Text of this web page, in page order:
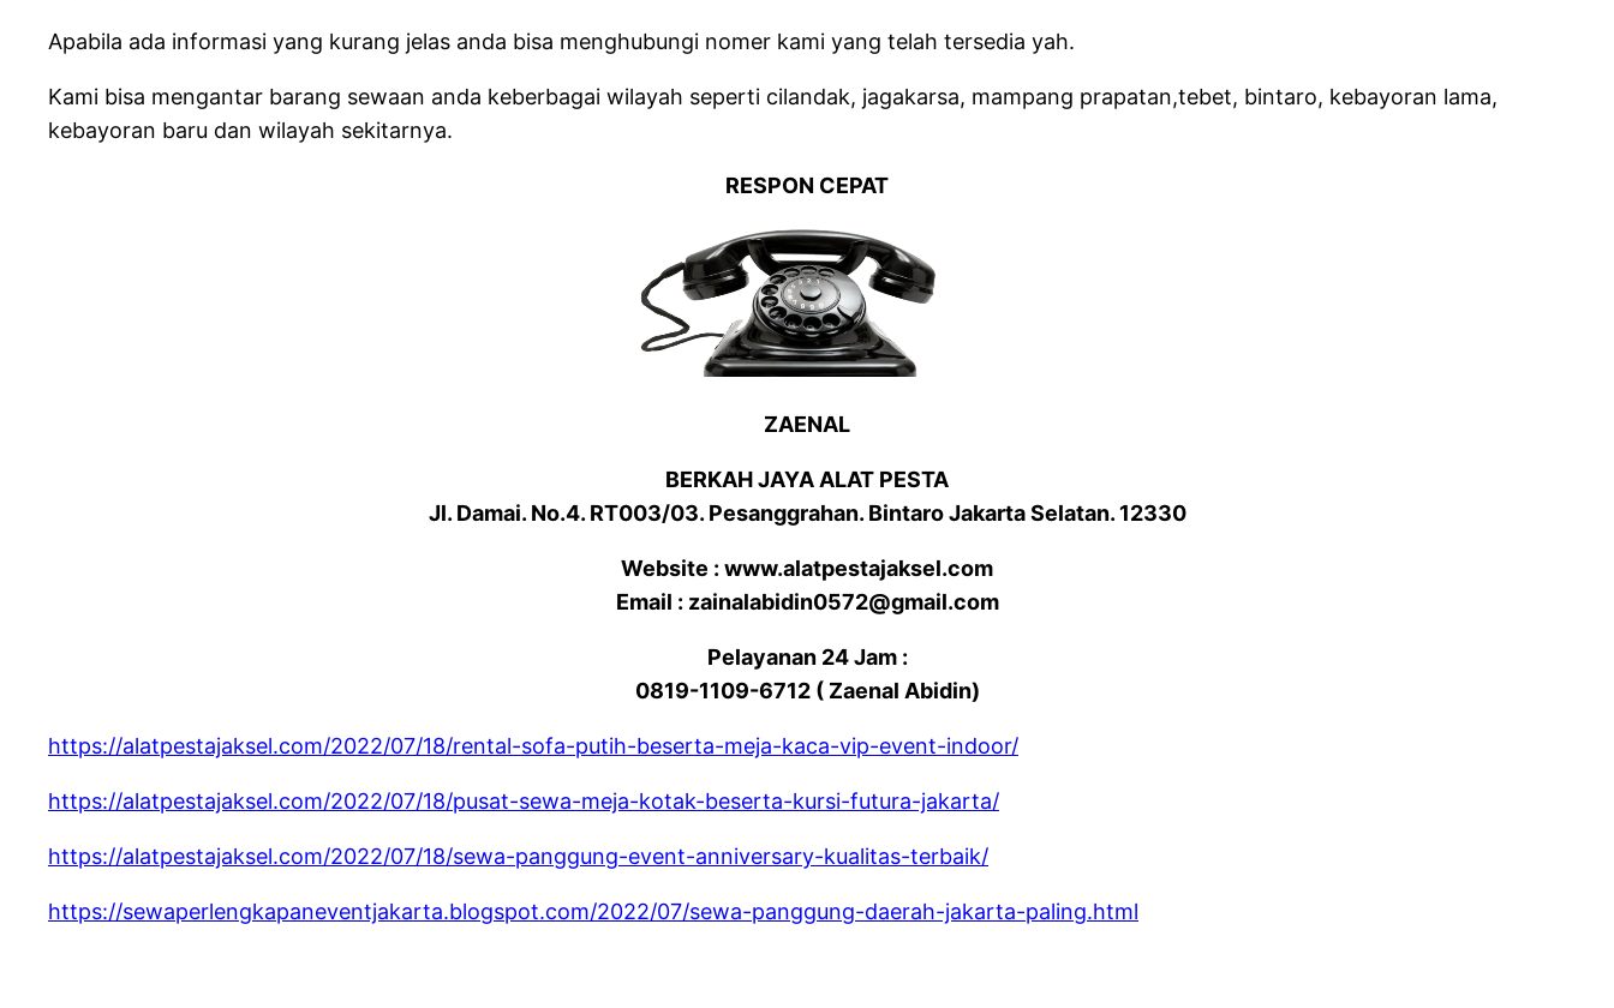
Apabila ada informasi yang kurang jelas anda bisa menghubungi nomer kami yang telah tersedia yah.
Kami bisa mengantar barang sewaan anda keberbagai wilayah seperti cilandak, jagakarsa, mampang prapatan,tebet, bintaro, kebayoran lama,
kebayoran baru dan wilayah sekitarnya.
RESPON CEPAT
ZAENAL
BERKAH JAYA ALAT PESTA
Jl. Damai. No.4. RT003/03. Pesanggrahan. Bintaro Jakarta Selatan. 12330
Website : www.alatpestajaksel.com
Email : zainalabidin0572@gmail.com
Pelayanan 24 Jam :
0819-1109-6712 ( Zaenal Abidin)
https://alatpestajaksel.com/2022/07/18/rental-sofa-putih-beserta-meja-kaca-vip-event-indoor/
https://alatpestajaksel.com/2022/07/18/pusat-sewa-meja-kotak-beserta-kursi-futura-jakarta/
https://alatpestajaksel.com/2022/07/18/sewa-panggung-event-anniversary-kualitas-terbaik/
https://sewaperlengkapaneventjakarta.blogspot.com/2022/07/sewa-panggung-daerah-jakarta-paling.html